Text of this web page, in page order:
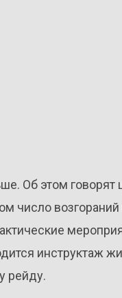
Об этом говорят
число возгораний
инструктаж
рейду.